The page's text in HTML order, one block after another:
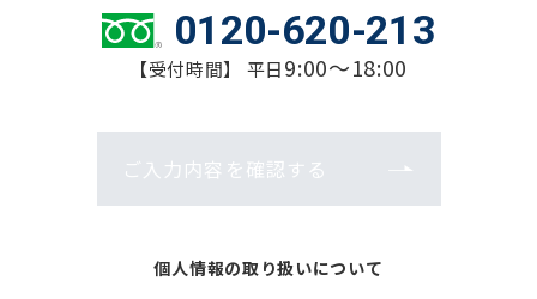
0120-620-213
【受付時間】 平日9:00～18:00
ご入力内容を確認する
個人情報の取り扱いについて